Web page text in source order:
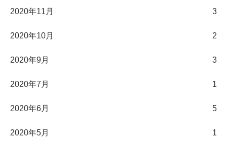
2020年11月 3
2020年10月 2
2020年9月 3
2020年7月 1
2020年6月 5
2020年5月 1